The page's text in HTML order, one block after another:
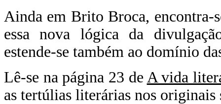
Ainda em Brito Broca, encontra-
essa nova lógica da
estende-se também ao domínio
Lê-se na página 23 de A vida
as tertúlias literárias nos